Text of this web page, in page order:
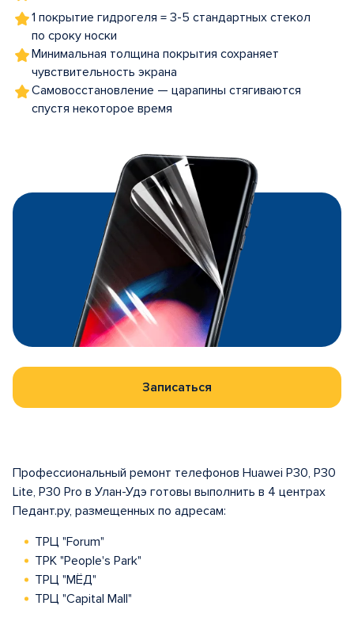
1 покрытие гидрогеля = 3-5 стандартных стекол
по сроку носки
Минимальная толщина покрытия сохраняет
чувствительность экрана
Самовосстановление — царапины стягиваются
спустя некоторое время
Записаться
Профессиональный ремонт телефонов Huawei P30, P30
Lite, P30 Pro в Улан-Удэ готовы выполнить в 4 центрах
Педант.ру, размещенных по адресам:
ТРЦ "Forum"
ТРК "People's Park"
ТРЦ "МЁД"
ТРЦ "Capital Mall"